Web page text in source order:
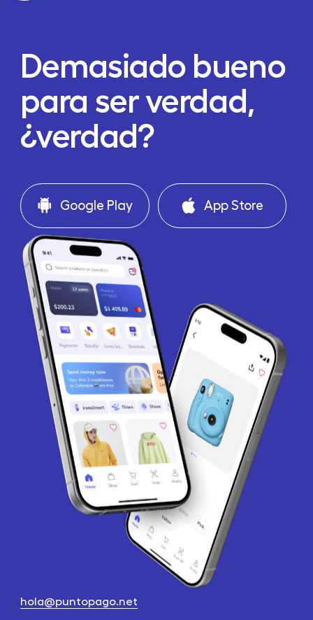
Demasiado bueno
para ser verdad,
¿verdad?
Google Play App Store
hola@puntopago.net